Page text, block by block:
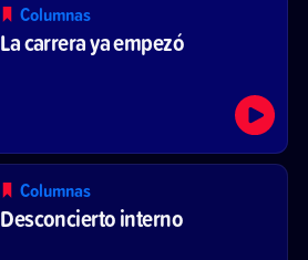
Columnas
La carrera ya empezó
Columnas
Desconcierto interno